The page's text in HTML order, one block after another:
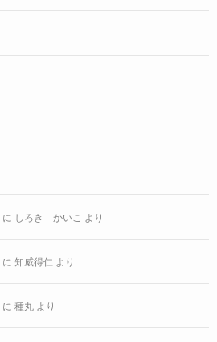
に しろき かいこ より
に 知威得仁 より
に 種丸 より